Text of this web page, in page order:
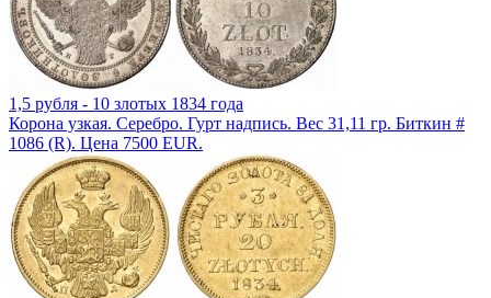
1,5 рубля - 10 злотых 1834 года
Корона узкая. Серебро. Гурт надпись. Вес 31,11 гр. Биткин #
1086 (R). Цена 7500 EUR.